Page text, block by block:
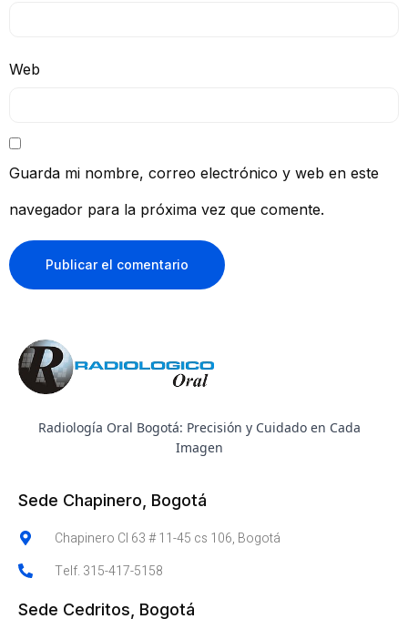
Web
Guarda mi nombre, correo electrónico y web en este
navegador para la próxima vez que comente.
Radiología Oral Bogotá: Precisión y Cuidado en Cada
Imagen
Sede Chapinero, Bogotá
Chapinero Cl 63 # 11-45 cs 106, Bogotá
Telf. 315-417-5158
Sede Cedritos, Bogotá